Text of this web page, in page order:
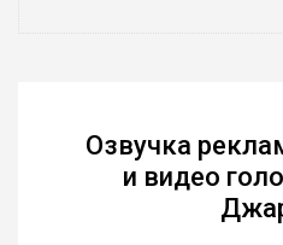
Озвучка
и видео